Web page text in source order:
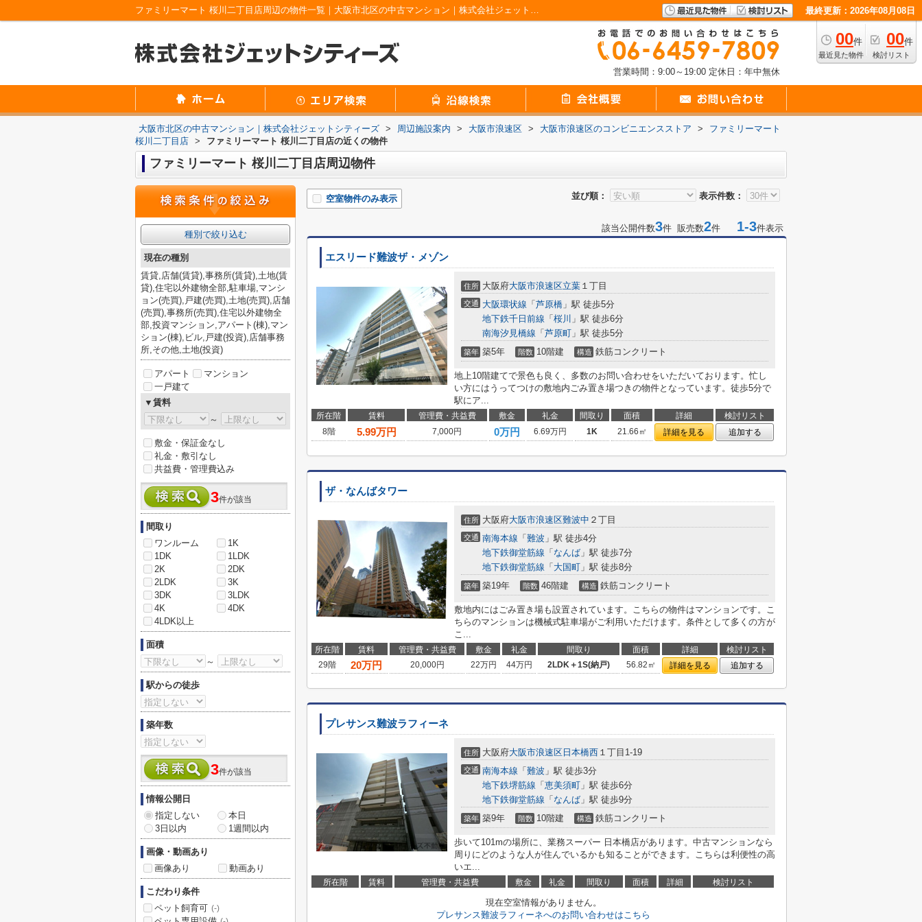
ファミリーマート 桜川二丁目店周辺の物件一覧｜大阪市北区の中古マンション｜株式会社ジェットシティーズ 最終更新：2026年08月08日
00件
最近見た物件
00件
検討リスト
営業時間：9:00～19:00 定休日：年中無休
大阪市北区の中古マンション｜株式会社ジェットシティーズ > 周辺施設案内 > 大阪市浪速区 > 大阪市浪速区のコンビニエンスストア >
ファミリーマート
桜川二丁目店 > ファミリーマート 桜川二丁目店の近くの物件
ファミリーマート 桜川二丁目店周辺物件
並び順： 表示件数：
空室物件のみ表示
該当公開件数3件 販売数2件 1-3件表示
エスリード難波ザ・メゾン
住所 大阪府大阪市浪速区立葉 １丁目
交通 大阪環状線 「 芦原橋 」駅 徒歩5分
地下鉄千日前線 「 桜川 」駅 徒歩6分
南海汐見橋線 「 芦原町 」駅 徒歩5分
築年 築5年 階数 10階建 構造 鉄筋コンクリート
地上10階建てで景色も良く、多数のお問い合わせをいただいております。忙し
い方にはうってつけの敷地内ごみ置き場つきの物件となっています。徒歩5分で
駅にア...
所在階 賃料 管理費・共益費 敷金 礼金 間取り 面積 詳細
検討リスト
8階
5.99万円 7,000円 0万円 6.69万円 1K 21.66㎡ 詳細を見る 追加する
ザ・なんばタワー
住所 大阪府大阪市浪速区難波中 ２丁目
交通 南海本線 「 難波 」駅 徒歩4分
地下鉄御堂筋線 「 なんば 」駅 徒歩7分
地下鉄御堂筋線 「 大国町 」駅 徒歩8分
築年 築19年 階数 46階建 構造 鉄筋コンクリート
敷地内にはごみ置き場も設置されています。こちらの物件はマンションです。こ
ちらのマンションは機械式駐車場がご利用いただけます。条件として多くの方が
こ...
所在階 賃料 管理費・共益費 敷金 礼金 間取り 面積 詳細
検討リスト
29階
20万円 20,000円 22万円 44万円 2LDK＋1S(納戸) 56.82㎡ 詳細を見る 追加する
プレサンス難波ラフィーネ
住所 大阪府大阪市浪速区 日本橋西 １丁目1-19
交通 南海本線 「 難波 」駅 徒歩3分
地下鉄堺筋線 「 恵美須町 」駅 徒歩6分
地下鉄御堂筋線 「 なんば 」駅 徒歩9分
築年 築9年 階数 10階建 構造 鉄筋コンクリート
歩いて101mの場所に、業務スーパー 日本橋店があります。中古マンションなら
周りにどのような人が住んでいるかも知ることができます。こちらは利便性の高
いエ...
所在階 賃料 管理費・共益費 敷金 礼金 間取り 面積 詳細 検討リスト
現在空室情報がありません。
プレサンス難波ラフィーネへのお問い合わせはこちら
種別で絞り込む
現在の種別
賃貸,店舗(賃貸),事務所(賃貸),土地(賃
貸),住宅以外建物全部,駐車場,マンシ
ョン(売買),戸建(売買),土地(売買),店舗
(売買),事務所(売買),住宅以外建物全
部,投資マンション,アパート(棟),マン
ション(棟),ビル,戸建(投資),店舗事務
所,その他,土地(投資)
アパート
マンション
一戸建て
▼賃料
～
敷金・保証金なし
礼金・敷引なし
共益費・管理費込み
3件が該当
間取り
ワンルーム
1K
1DK
1LDK
2K
2DK
2LDK
3K
3DK
3LDK
4K
4DK
4LDK以上
面積
～
駅からの徒歩
築年数
3件が該当
情報公開日
指定しない
本日
3日以内
1週間以内
画像・動画あり
画像あり
動画あり
こだわり条件
ペット飼育可 (-)